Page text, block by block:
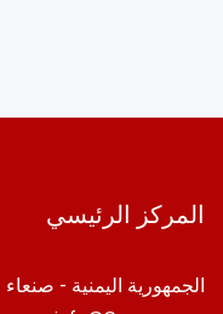
المركز الرئيسي
الجمهورية اليمنية - صنعاء